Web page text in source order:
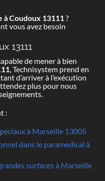
à Coudoux 13111?
vous avez besoin
13111
de mener à bien
, Technisystem prend en
d’arriver à l’exécution
plus pour nous
:
à Marseille 13005
dans le paramedical à
surfaces à Marseille